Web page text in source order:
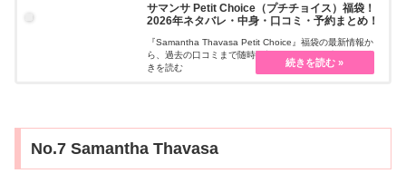
サマンサ Petit Choice（プチチョイス）福袋！
2026年ネタバレ・中身・口コミ・予約まとめ！
『Samantha Thavasa Petit Choice』福袋の最新情報か
ら、過去の口コミまで随時更新しています。先・・・続
きを読む
No.7 Samantha Thavasa